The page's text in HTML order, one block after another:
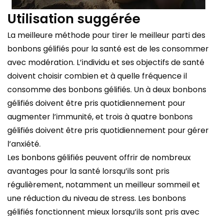
Utilisation suggérée
La meilleure méthode pour tirer le meilleur parti des
bonbons gélifiés pour la santé est de les consommer
avec modération. L’individu et ses objectifs de santé
doivent choisir combien et à quelle fréquence il
consomme des bonbons gélifiés. Un à deux bonbons
gélifiés doivent être pris quotidiennement pour
augmenter l’immunité, et trois à quatre bonbons
gélifiés doivent être pris quotidiennement pour gérer
l’anxiété.
Les bonbons gélifiés peuvent offrir de nombreux
avantages pour la santé lorsqu’ils sont pris
régulièrement, notamment un meilleur sommeil et
une réduction du niveau de stress. Les bonbons
gélifiés fonctionnent mieux lorsqu’ils sont pris avec